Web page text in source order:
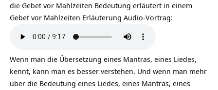
die Gebet vor Mahlzeiten Bedeutung erläutert in einem
Gebet vor Mahlzeiten Erläuterung Audio-Vortrag:
Wenn man die Übersetzung eines Mantras, eines Liedes,
kennt, kann man es besser verstehen. Und wenn man mehr
über die Bedeutung eines Liedes, eines Mantras, eines